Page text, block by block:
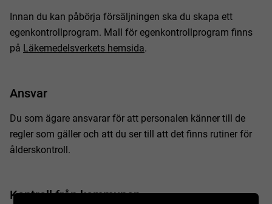
Innan du kan påbörja försäljningen ska du skapa ett
egenkontrollprogram. Mall för egenkontrollprogram finns
på Läkemedelsverkets hemsida.
Ansvar
Du som ägare ansvarar för att personalen känner till de
regler som gäller och att du ser till att det finns rutiner för
ålderskontroll.
Kontroll från kommunen